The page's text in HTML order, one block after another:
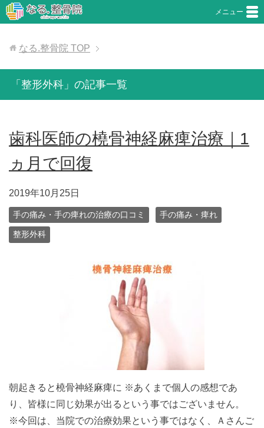
メニュー
なる.整骨院 TOP
「整形外科」の記事一覧
歯科医師の橈骨神経麻痺治療｜1
ヵ月で回復
2019年10月25日
手の痛み・手の痺れの治療の口コミ 手の痛み・痺れ
整形外科
朝起きると橈骨神経麻痺に ※あくまで個人の感想であ
り、皆様に同じ効果が出るという事ではございません。
※今回は、当院での治療効果という事ではなく、Ａさんご